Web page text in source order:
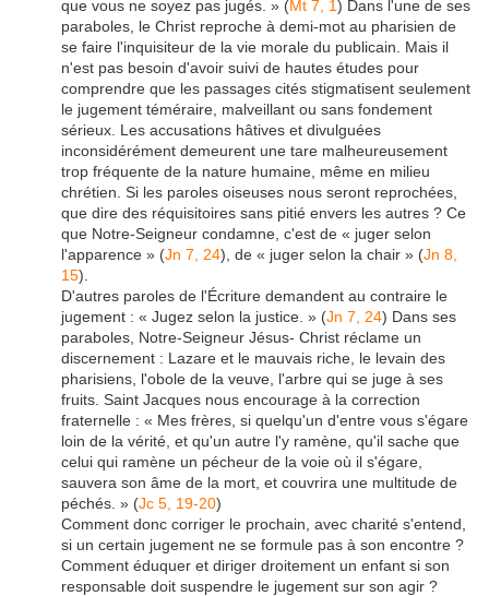
que vous ne soyez pas jugés. » (Mt 7, 1) Dans l'une de ses
paraboles, le Christ reproche à demi-mot au pharisien de
se faire l'inquisiteur de la vie morale du publicain. Mais il
n'est pas besoin d'avoir suivi de hautes études pour
comprendre que les passages cités stigmatisent seulement
le jugement téméraire, malveillant ou sans fondement
sérieux. Les accusations hâtives et divulguées
inconsidérément demeurent une tare malheureusement
trop fréquente de la nature humaine, même en milieu
chrétien. Si les paroles oiseuses nous seront reprochées,
que dire des réquisitoires sans pitié envers les autres ? Ce
que Notre-Seigneur condamne, c'est de « juger selon
l'apparence » (Jn 7, 24), de « juger selon la chair » (Jn 8,
15).
D'autres paroles de l'Écriture demandent au contraire le
jugement : « Jugez selon la justice. » (Jn 7, 24) Dans ses
paraboles, Notre-Seigneur Jésus- Christ réclame un
discernement : Lazare et le mauvais riche, le levain des
pharisiens, l'obole de la veuve, l'arbre qui se juge à ses
fruits. Saint Jacques nous encourage à la correction
fraternelle : « Mes frères, si quelqu'un d'entre vous s'égare
loin de la vérité, et qu'un autre l'y ramène, qu'il sache que
celui qui ramène un pécheur de la voie où il s'égare,
sauvera son âme de la mort, et couvrira une multitude de
péchés. » (Jc 5, 19-20)
Comment donc corriger le prochain, avec charité s'entend,
si un certain jugement ne se formule pas à son encontre ?
Comment éduquer et diriger droitement un enfant si son
responsable doit suspendre le jugement sur son agir ?